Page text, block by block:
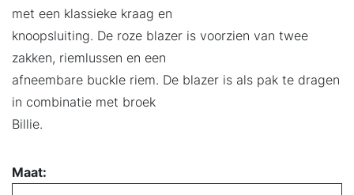
met een klassieke kraag en
knoopsluiting. De roze blazer is voorzien van twee
zakken, riemlussen en een
afneembare buckle riem. De blazer is als pak te dragen
in combinatie met broek
Billie.
Maat: